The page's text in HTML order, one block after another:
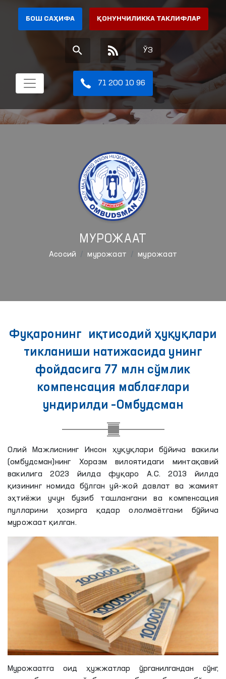
БОШ САҲИФА ҚОНУНЧИЛИККА ТАКЛИФЛАР
ЎЗ
71 200 10 96
МУРОЖААТ
Aсосий мурожаат мурожаат
Фуқаронинг иқтисодий ҳуқуқлари
тикланиши натижасида унинг
фойдасига 77 млн сўмлик
компенсация маблағлари
ундирилди –Омбудсман
Олий Мажлиснинг Инсон ҳуқуқлари бўйича вакили
(омбудсман)нинг Хоразм вилоятидаги минтақавий
вакилига 2023 йилда фуқаро А.С. 2013 йилда
қизининг номида бўлган уй-жой давлат ва жамият
эҳтиёжи учун бузиб ташлангани ва компенсация
пулларини ҳозирга қадар ололмаётгани бўйича
мурожаат қилган.
Мурожаатга оид ҳужжатлар ўрганилгандан сўнг,